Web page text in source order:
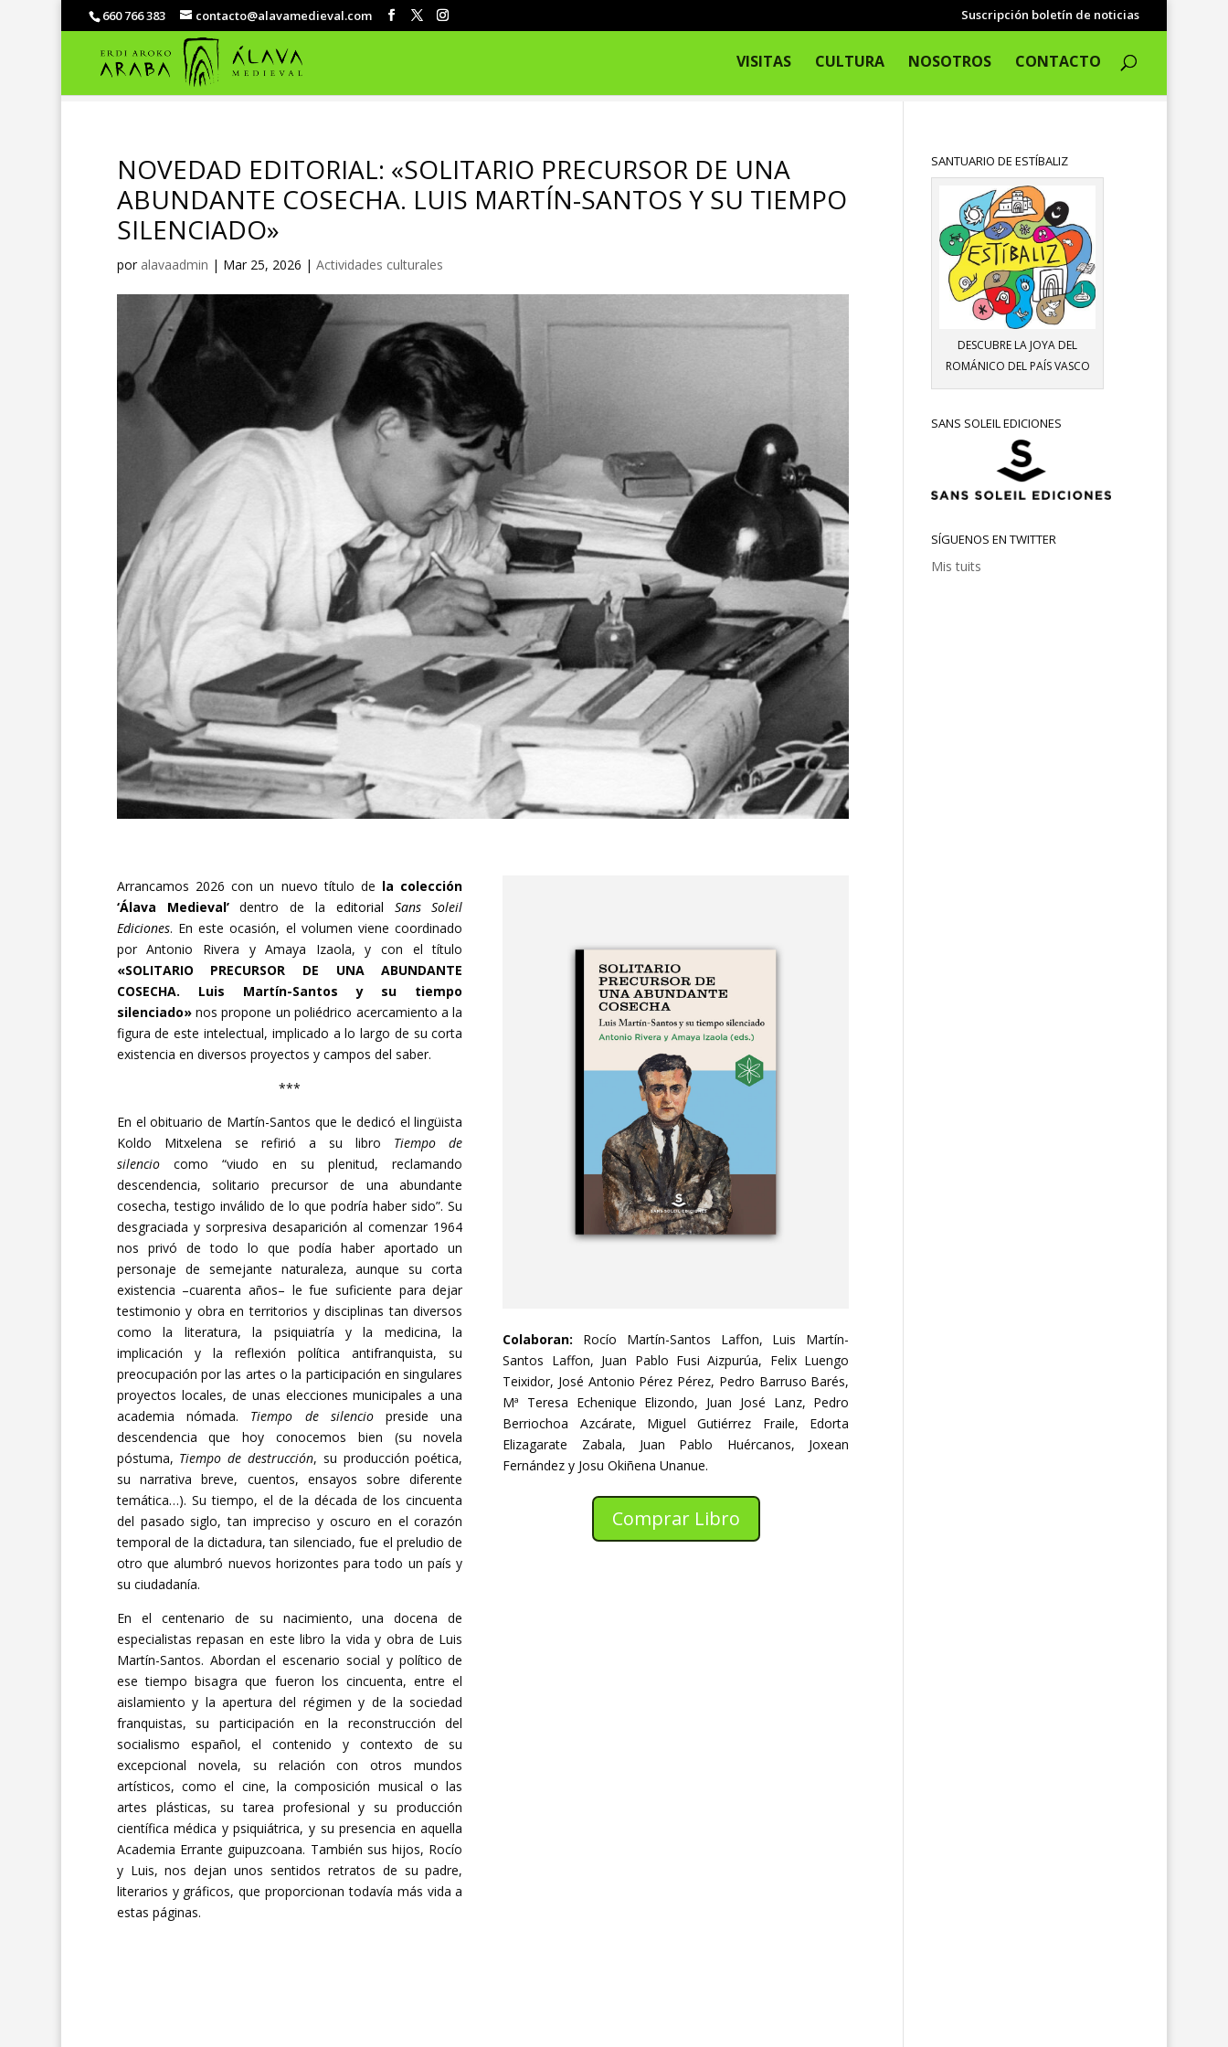
660 766 383 contacto@alavamedieval.com Suscripción boletín de noticias
VISITAS CULTURA NOSOTROS CONTACTO
NOVEDAD EDITORIAL: «SOLITARIO PRECURSOR DE UNA
ABUNDANTE COSECHA. LUIS MARTÍN-SANTOS Y SU TIEMPO
SILENCIADO»
por alavaadmin | Mar 25, 2026 | Actividades culturales
Arrancamos 2026 con un nuevo título de la colección
‘Álava Medieval’dentro de la editorial Sans Soleil
Ediciones. En este ocasión, el volumen viene coordinado
por Antonio Rivera y Amaya Izaola, y con el título
«SOLITARIO PRECURSOR DE UNA ABUNDANTE
COSECHA. Luis Martín-Santos y su tiempo
silenciado»nos propone un poliédrico acercamiento a la
figura de este intelectual, implicado a lo largo de su corta
existencia en diversos proyectos y campos del saber.
***
En el obituario de Martín-Santos que le dedicó el lingüista
Koldo Mitxelena se refirió a su libro
Tiempo de
silencio
como “viudo en su plenitud, reclamando
descendencia, solitario precursor de una abundante
cosecha, testigo inválido de lo que podría haber sido”. Su
desgraciada y sorpresiva desaparición al comenzar 1964
nos privó de todo lo que podía haber aportado un
personaje de semejante naturaleza, aunque su corta
existencia –cuarenta años– le fue suficiente para dejar
testimonio y obra en territorios y disciplinas tan diversos
como la literatura, la psiquiatría y la medicina, la
implicación y la reflexión política antifranquista, su
preocupación por las artes o la participación en singulares
proyectos locales, de unas elecciones municipales a una
academia nómada.
Tiempo de silencio
preside una
descendencia que hoy conocemos bien (su novela
póstuma, Tiempo de destrucción, su producción poética,
su narrativa breve, cuentos, ensayos sobre diferente
temática…). Su tiempo, el de la década de los cincuenta
del pasado siglo, tan impreciso y oscuro en el corazón
temporal de la dictadura, tan silenciado, fue el preludio de
otro que alumbró nuevos horizontes para todo un país y
su ciudadanía.
En el centenario de su nacimiento, una docena de
especialistas repasan en este libro la vida y obra de Luis
Martín-Santos. Abordan el escenario social y político de
ese tiempo bisagra que fueron los cincuenta, entre el
aislamiento y la apertura del régimen y de la sociedad
franquistas, su participación en la reconstrucción del
socialismo español, el contenido y contexto de su
excepcional novela, su relación con otros mundos
artísticos, como el cine, la composición musical o las
artes plásticas, su tarea profesional y su producción
científica médica y psiquiátrica, y su presencia en aquella
Academia Errante guipuzcoana. También sus hijos, Rocío
y Luis, nos dejan unos sentidos retratos de su padre,
literarios y gráficos, que proporcionan todavía más vida a
estas páginas.
Colaboran:
Rocío Martín-Santos Laffon, Luis Martín-
Santos Laffon, Juan Pablo Fusi Aizpurúa, Felix Luengo
Teixidor, José Antonio Pérez Pérez, Pedro Barruso Barés,
Mª Teresa Echenique Elizondo, Juan José Lanz, Pedro
Berriochoa Azcárate, Miguel Gutiérrez Fraile, Edorta
Elizagarate Zabala, Juan Pablo Huércanos, Joxean
Fernández y Josu Okiñena Unanue.
Comprar Libro
SANTUARIO DE ESTÍBALIZ
DESCUBRE LA JOYA DEL
ROMÁNICO DEL PAÍS VASCO
SANS SOLEIL EDICIONES
SÍGUENOS EN TWITTER
Mis tuits